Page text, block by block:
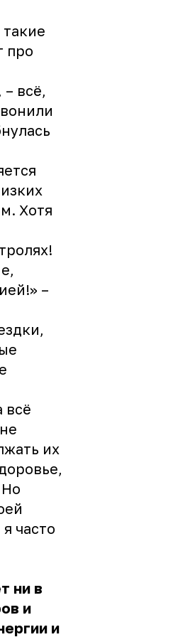
про
всё,
Хотя
–
всё
их
часто
ни в
и
и